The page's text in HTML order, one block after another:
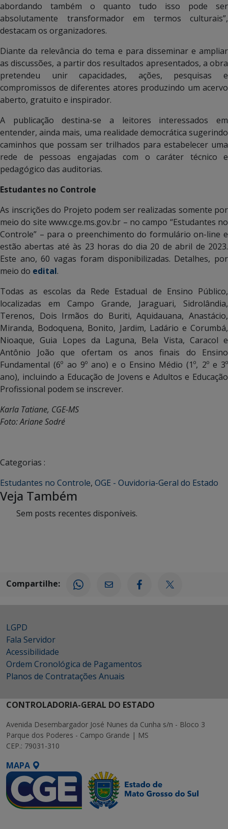
abordando também o quanto tudo isso pode ser
absolutamente transformador em termos culturais”,
destacam os organizadores.
Diante da relevância do tema e para disseminar e ampliar
as discussões, a partir dos resultados apresentados, a obra
pretendeu unir capacidades, ações, pesquisas e
compromissos de diferentes atores produzindo um acervo
aberto, gratuito e inspirador.
A publicação destina-se a leitores interessados em
entender, ainda mais, uma realidade democrática sugerindo
caminhos que possam ser trilhados para estabelecer uma
rede de pessoas engajadas com o caráter técnico e
pedagógico das auditorias.
Estudantes no Controle
As inscrições do Projeto podem ser realizadas somente por
meio do site www.cge.ms.gov.br – no campo “Estudantes no
Controle” – para o preenchimento do formulário on-line e
estão abertas até às 23 horas do dia 20 de abril de 2023.
Este ano, 60 vagas foram disponibilizadas. Detalhes, por
meio do edital.
Todas as escolas da Rede Estadual de Ensino Público,
localizadas em Campo Grande, Jaraguari, Sidrolândia,
Terenos, Dois Irmãos do Buriti, Aquidauana, Anastácio,
Miranda, Bodoquena, Bonito, Jardim, Ladário e Corumbá,
Nioaque, Guia Lopes da Laguna, Bela Vista, Caracol e
Antônio João que ofertam os anos finais do Ensino
Fundamental (6º ao 9º ano) e o Ensino Médio (1º, 2º e 3º
ano), incluindo a Educação de Jovens e Adultos e Educação
Profissional podem se inscrever.
Karla Tatiane, CGE-MS
Foto: Ariane Sodré
Categorias :
Estudantes no Controle, OGE - Ouvidoria-Geral do Estado
Veja Também
Sem posts recentes disponíveis.
Compartilhe:
LGPD
Fala Servidor
Acessibilidade
Ordem Cronológica de Pagamentos
Planos de Contratações Anuais
CONTROLADORIA-GERAL DO ESTADO
Avenida Desembargador José Nunes da Cunha s/n - Bloco 3
Parque dos Poderes - Campo Grande | MS
CEP.: 79031-310
MAPA